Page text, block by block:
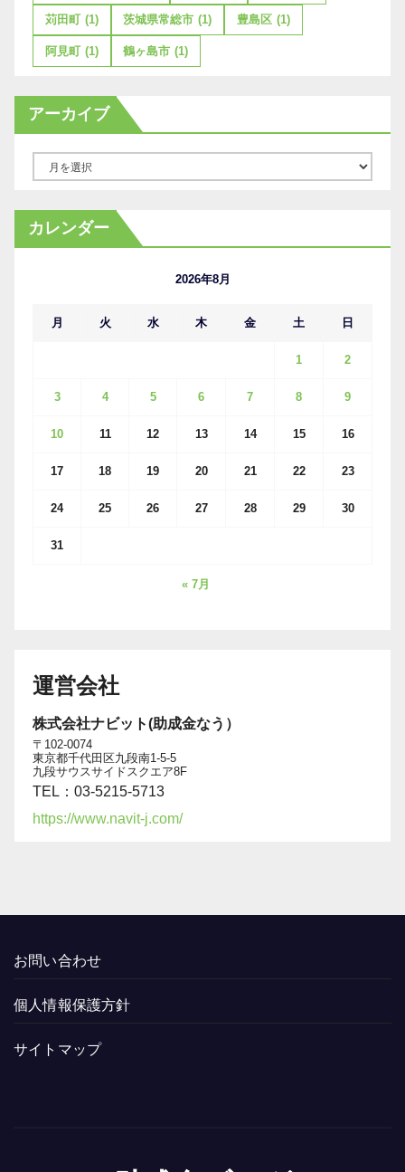
苅田町 (1) 茨城県常総市 (1) 豊島区 (1)
阿見町 (1) 鶴ヶ島市 (1)
アーカイブ
カ
イ
カレンダー
2026年8月
月 火 水 木 金 土 日
1 2
3 4 5 6 7 8 9
10 11 12 13 14 15 16
17 18 19 20 21 22 23
24 25 26 27 28 29 30
31
« 7月
運営会社
株式会社ナビット(助成金なう）
〒102-0074
東京都千代田区九段南1-5-5
九段サウスサイドスクエア8F
TEL：03-5215-5713
https://www.navit-j.com/
お問い合わせ
個人情報保護方針
サイトマップ